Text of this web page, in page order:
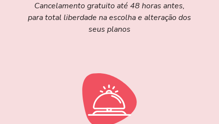
Cancelamento gratuito até 48 horas antes,
para total liberdade na escolha e alteração dos
seus planos